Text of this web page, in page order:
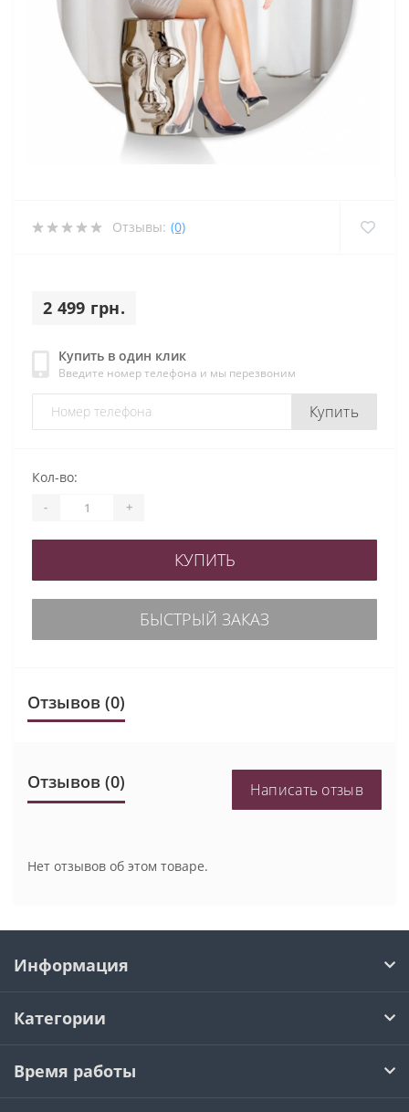
Отзывы: (0)
2 499 грн.
Купить в один клик
Введите номер телефона и мы перезвоним
Купить
Кол-во:
- +
КУПИТЬ
БЫСТРЫЙ ЗАКАЗ
Отзывов (0)
Отзывов (0) Написать отзыв
Нет отзывов об этом товаре.
Информация
Категории
Время работы